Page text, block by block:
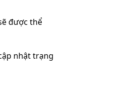
được thể
nhật trạng